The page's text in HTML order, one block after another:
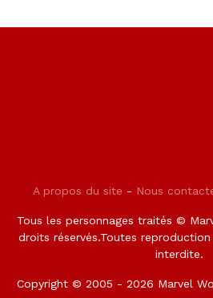
A propos du site - Nous
Tous les personnages traités ©
droits réservés.Toutes
interdite.
Copyright © 2005 - 2026 Marvel